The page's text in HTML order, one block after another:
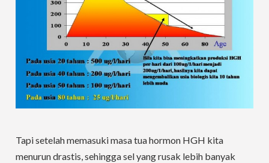
Tapi setelah memasuki masa tua hormon HGH kita
menurun drastis, sehingga sel yang rusak lebih banyak